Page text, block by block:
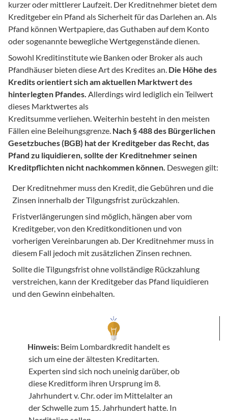
kurzer oder mittlerer Laufzeit. Der Kreditnehmer bietet dem
Kreditgeber ein Pfand als Sicherheit für das Darlehen an. Als
Pfand können Wertpapiere, das Guthaben auf dem Konto
oder sogenannte bewegliche Wertgegenstände dienen.
Sowohl Kreditinstitute wie Banken oder Broker als auch
Pfandhäuser bieten diese Art des Kredites an. Die Höhe des
Kredits orientiert sich am aktuellen Marktwert des
hinterlegten Pfandes. Allerdings wird lediglich ein Teilwert
dieses Marktwertes als
Kreditsumme verliehen. Weiterhin besteht in den meisten
Fällen eine Beleihungsgrenze. Nach § 488 des Bürgerlichen
Gesetzbuches (BGB) hat der Kreditgeber das Recht, das
Pfand zu liquidieren, sollte der Kreditnehmer seinen
Kreditpflichten nicht nachkommen können. Deswegen gilt:
Der Kreditnehmer muss den Kredit, die Gebühren und die
Zinsen innerhalb der Tilgungsfrist zurückzahlen.
Fristverlängerungen sind möglich, hängen aber vom
Kreditgeber, von den Kreditkonditionen und von
vorherigen Vereinbarungen ab. Der Kreditnehmer muss in
diesem Fall jedoch mit zusätzlichen Zinsen rechnen.
Sollte die Tilgungsfrist ohne vollständige Rückzahlung
verstreichen, kann der Kreditgeber das Pfand liquidieren
und den Gewinn einbehalten.
Hinweis: Beim Lombardkredit handelt es
sich um eine der ältesten Kreditarten.
Experten sind sich noch uneinig darüber, ob
diese Kreditform ihren Ursprung im 8.
Jahrhundert v. Chr. oder im Mittelalter an
der Schwelle zum 15. Jahrhundert hatte. In